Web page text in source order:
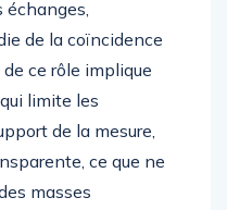
échanges,
de la coïncidence
ce rôle implique
limite les
de la mesure,
ce que ne
masses